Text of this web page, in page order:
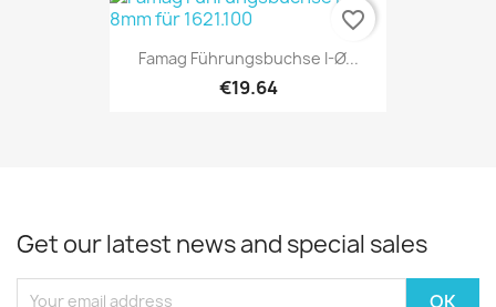
Famag Führungsbuchse I-Ø...
€19.64
favorite_border
Get our latest news and special sales